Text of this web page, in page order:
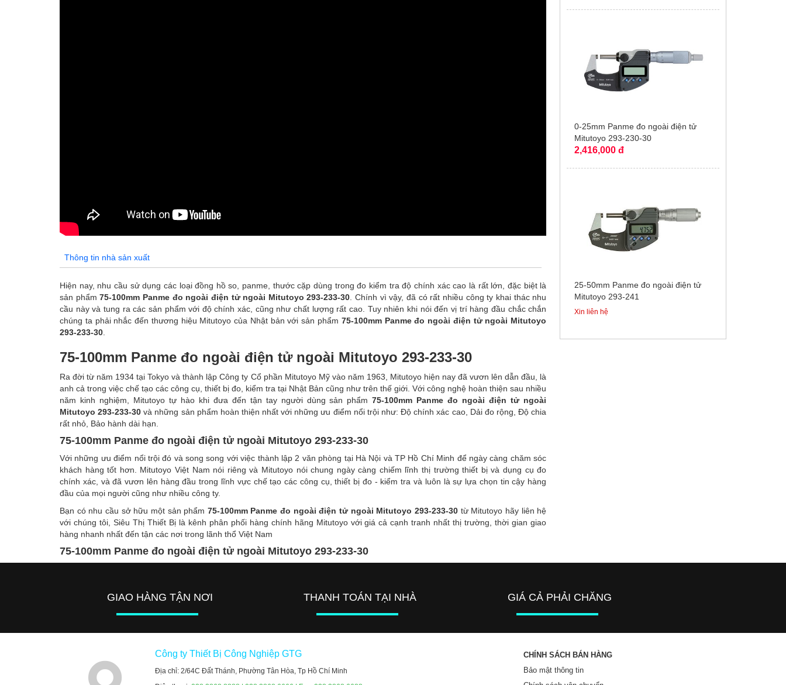
Thông tin nhà sản xuất
Hiện nay, nhu cầu sử dụng các loại đồng hồ so, panme, thước cặp dùng trong đo kiểm tra độ chính xác cao là rất lớn, đặc biệt là
sản phẩm75-100mm Panme đo ngoài điện tử ngoài Mitutoyo 293-233-30. Chính vì vậy, đã có rất nhiều công ty khai thác nhu
cầu này và tung ra các sản phẩm với độ chính xác, cũng như chất lượng rất cao. Tuy nhiên khi nói đến vị trí hàng đầu chắc chắn
chúng ta phải nhắc đến thương hiệu Mitutoyo của Nhật bản với sản phẩm 75-100mm Panme đo ngoài điện tử ngoài Mitutoyo
293-233-30.
75-100mm Panme đo ngoài điện tử ngoài Mitutoyo 293-233-30
Ra đời từ năm 1934 tại Tokyo và thành lập Công ty Cổ phần Mitutoyo Mỹ vào năm 1963, Mitutoyo hiện nay đã vươn lên dẫn đầu, là
anh cả trong việc chế tạo các công cụ, thiết bị đo, kiểm tra tại Nhật Bản cũng như trên thế giới. Với công nghệ hoàn thiện sau nhiều
năm kinh nghiệm, Mitutoyo tự hào khi đưa đến tận tay người dùng sản phẩm75-100mm Panme đo ngoài điện tử ngoài
Mitutoyo 293-233-30 và những sản phẩm hoàn thiện nhất với những ưu điểm nổi trội như: Độ chính xác cao, Dải đo rộng, Độ chia
rất nhỏ, Bảo hành dài hạn.
75-100mm Panme đo ngoài điện tử ngoài Mitutoyo 293-233-30
Với những ưu điểm nổi trội đó và song song với việc thành lập 2 văn phòng tại Hà Nội và TP Hồ Chí Minh để ngày càng chăm sóc
khách hàng tốt hơn. Mitutoyo Việt Nam nói riêng và Mitutoyo nói chung ngày càng chiếm lĩnh thị trường thiết bị và dụng cụ đo
chính xác, và đã vươn lên hàng đầu trong lĩnh vực chế tạo các công cụ, thiết bị đo - kiểm tra và luôn là sự lựa chọn tin cậy hàng
đầu của mọi người cũng như nhiều công ty.
Bạn có nhu cầu sở hữu một sản phẩm 75-100mm Panme đo ngoài điện tử ngoài Mitutoyo 293-233-30 từ Mitutoyo hãy liên hệ
với chúng tôi, Siêu Thị Thiết Bị là kênh phân phối hàng chính hãng Mitutoyo với giá cả cạnh tranh nhất thị trường, thời gian giao
hàng nhanh nhất đến tận các nơi trong lãnh thổ Việt Nam
75-100mm Panme đo ngoài điện tử ngoài Mitutoyo 293-233-30
0-25mm Panme đo ngoài điện tử
Mitutoyo 293-230-30
2,416,000 đ
25-50mm Panme đo ngoài điện tử
Mitutoyo 293-241
Xin liên hệ
GIAO HÀNG TẬN NƠI THANH TOÁN TẠI NHÀ GIÁ CẢ PHẢI CHĂNG
Công ty Thiết Bị Công Nghiệp GTG
Địa chỉ: 2/64C Đất Thánh, Phường Tân Hòa, Tp Hồ Chí Minh
CHÍNH SÁCH BÁN HÀNG
Bảo mật thông tin